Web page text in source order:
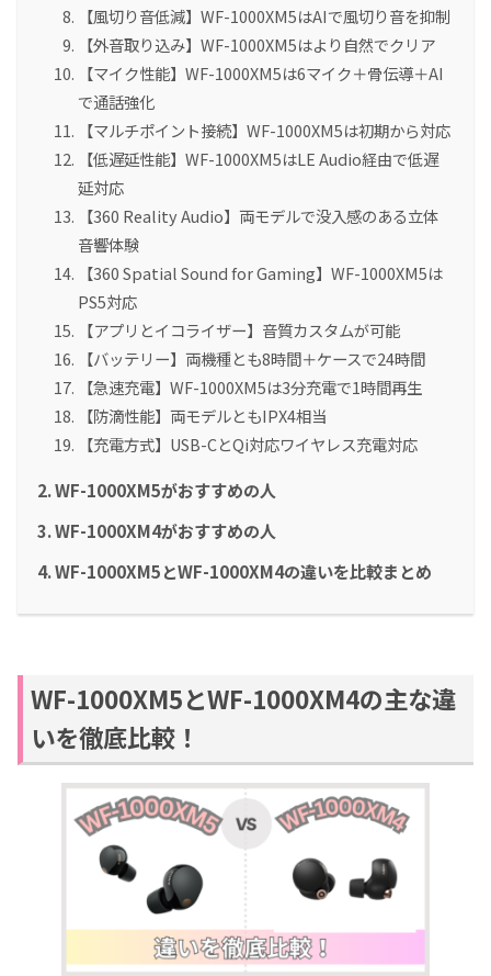
【風切り音低減】WF-1000XM5はAIで風切り音を抑制
【外音取り込み】WF-1000XM5はより自然でクリア
【マイク性能】WF-1000XM5は6マイク＋骨伝導＋AI
で通話強化
【マルチポイント接続】WF-1000XM5は初期から対応
【低遅延性能】WF-1000XM5はLE Audio経由で低遅
延対応
【360 Reality Audio】両モデルで没入感のある立体
音響体験
【360 Spatial Sound for Gaming】WF-1000XM5は
PS5対応
【アプリとイコライザー】音質カスタムが可能
【バッテリー】両機種とも8時間＋ケースで24時間
【急速充電】WF-1000XM5は3分充電で1時間再生
【防滴性能】両モデルともIPX4相当
【充電方式】USB-CとQi対応ワイヤレス充電対応
WF-1000XM5がおすすめの人
WF-1000XM4がおすすめの人
WF-1000XM5とWF-1000XM4の違いを比較まとめ
WF-1000XM5とWF-1000XM4の主な違
いを徹底比較！